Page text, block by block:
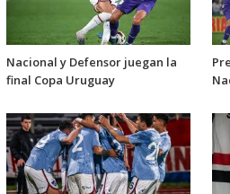
Nacional y Defensor juegan la
final Copa Uruguay